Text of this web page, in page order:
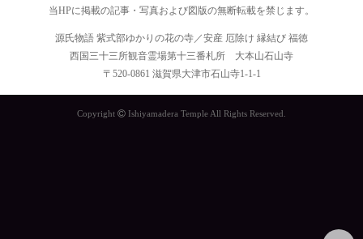
当HPに掲載の記事・写真および図版の無断転載を禁じます。
源氏物語 紫式部ゆかりの花の寺／安産 厄除け 縁結び 福徳
西国三十三所観音霊場第十三番札所 大本山石山寺
〒520-0861 滋賀県大津市石山寺1-1-1
Copyright Ishiyamadera Temple All Rights Reserved.